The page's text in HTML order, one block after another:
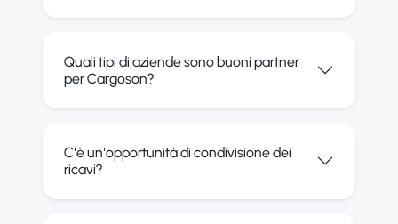
Quali tipi di aziende sono buoni partner
per Cargoson?
C'è un'opportunità di condivisione dei
ricavi?